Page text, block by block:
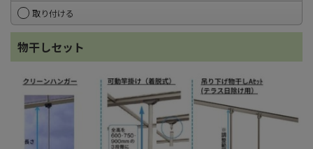
取り付ける
物干しセット